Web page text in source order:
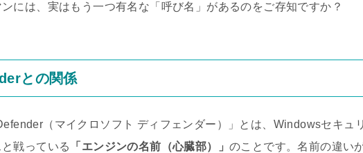
には、実はもう一つ有名な「呼び名」があるのをご存知ですか？
との関係
（マイクロソフト ディフェンダー）」とは、Windowsセキュ
戦っている
「エンジンの名前（心臓部）」のことです。名前の違い